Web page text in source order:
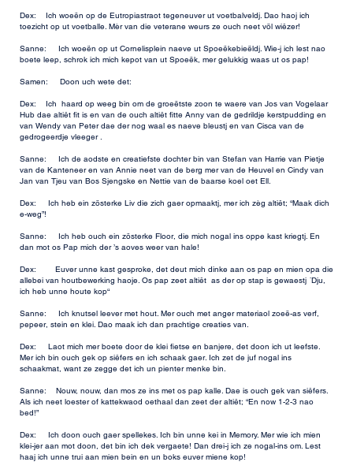
Dex: Ich woeën op de Eutropiastraot tegeneuver ut voetbalveldj. Dao haoj ich
toezicht op ut voetballe. Mèr van die veterane weurs ze ouch neet völ wiêzer!
Sanne: Ich woeën op ut Cornelisplein naeve ut Spoeëkebieëldj. Wie-j ich lest nao
boete leep, schrok ich mich kepot van ut Spoeëk, mer gelukkig waas ut os pap!
Samen: Doon uch wete det:
Dex: Ich haard op weeg bin om de groeëtste zoon te waere van Jos van Vogelaar
Hub dae altiêt fit is en van de ouch altiêt fitte Anny van de gedrildje kerstpudding en
van Wendy van Peter dae der nog waal es naeve bleustj en van Cisca van de
gedrogeerdje vleeger .
Sanne: Ich de aodste en creatiefste dochter bin van Stefan van Harrie van Pietje
van de Kanteneer en van Annie neet van de berg mer van de Heuvel en Cindy van
Jan van Tjeu van Bos Sjengske en Nettie van de baarse koel oet Ell.
Dex: Ich heb ein zösterke Liv die zich gaer opmaaktj, mer ich zèg altiêt; “Maak dich
e-weg”!
Sanne: Ich heb ouch ein zösterke Floor, die mich nogal ins oppe kast kriegtj. En
dan mot os Pap mich der ’s aoves weer van hale!
Dex: Euver unne kast gesproke, det deut mich dinke aan os pap en mien opa die
allebei van houtbewerking haoje. Os pap zeet altiêt as der op stap is gewaestj ´Dju,
ich heb unne houte kop“
Sanne: Ich knutsel leever met hout. Mer ouch met anger materiaol zoeë-as verf,
pepeer, stein en klei. Dao maak ich dan prachtige creaties van.
Dex: Laot mich mer boete door de klei fietse en banjere, det doon ich ut leefste.
Mer ich bin ouch gek op siêfers en ich schaak gaer. Ich zet de juf nogal ins
schaakmat, want ze zegge det ich un pienter menke bin.
Sanne: Nouw, nouw, dan mos ze ins met os pap kalle. Dae is ouch gek van siêfers.
Als ich neet loester of kattekwaod oethaal dan zeet der altiêt; “En now 1-2-3 nao
bed!”
Dex: Ich doon ouch gaer spellekes. Ich bin unne kei in Memory. Mer wie ich mien
klei-jer aan mot doon, det bin ich dek vergaete! Dan drei-j ich ze nogal-ins om. Lest
haaj ich unne trui aan mien bein en un boks euver miene kop!